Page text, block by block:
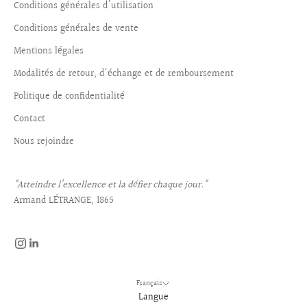
Conditions générales d'utilisation
Conditions générales de vente
Mentions légales
Modalités de retour, d'échange et de remboursement
Politique de confidentialité
Contact
Nous rejoindre
“Atteindre l’excellence et la défier chaque jour.“
Armand LÉTRANGE, 1865
Français
Langue